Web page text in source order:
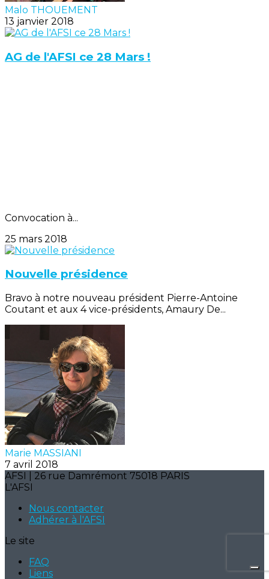
Malo THOUEMENT
13 janvier 2018
AG de l'AFSI ce 28 Mars !
Convocation à...
25 mars 2018
Nouvelle présidence
Bravo à notre nouveau président Pierre-Antoine
Coutant et aux 4 vice-présidents, Amaury De...
Marie MASSIANI
7 avril 2018
AFSI | 26 rue Damrémont 75018 PARIS
L'AFSI
Nous contacter
Adhérer à l'AFSI
Le site
FAQ
Liens